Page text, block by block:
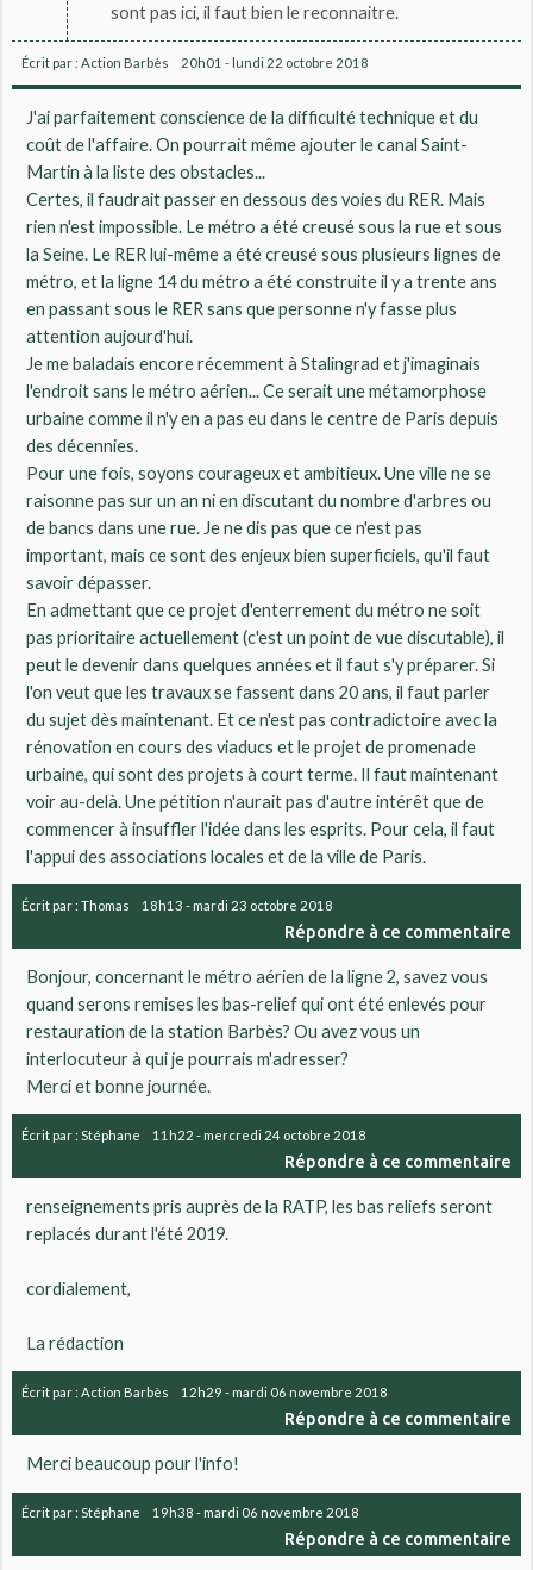
sont pas ici, il faut bien le reconnaitre.
Écrit par :Action Barbès 20h01 -lundi 22 octobre 2018
J'ai parfaitement conscience de la difficulté technique et du
coût de l'affaire. On pourrait même ajouter le canal Saint-
Martin à la liste des obstacles...
Certes, il faudrait passer en dessous des voies du RER. Mais
rien n'est impossible. Le métro a été creusé sous la rue et sous
la Seine. Le RER lui-même a été creusé sous plusieurs lignes de
métro, et la ligne 14 du métro a été construite il y a trente ans
en passant sous le RER sans que personne n'y fasse plus
attention aujourd'hui.
Je me baladais encore récemment à Stalingrad et j'imaginais
l'endroit sans le métro aérien... Ce serait une métamorphose
urbaine comme il n'y en a pas eu dans le centre de Paris depuis
des décennies.
Pour une fois, soyons courageux et ambitieux. Une ville ne se
raisonne pas sur un an ni en discutant du nombre d'arbres ou
de bancs dans une rue. Je ne dis pas que ce n'est pas
important, mais ce sont des enjeux bien superficiels, qu'il faut
savoir dépasser.
En admettant que ce projet d'enterrement du métro ne soit
pas prioritaire actuellement (c'est un point de vue discutable), il
peut le devenir dans quelques années et il faut s'y préparer. Si
l'on veut que les travaux se fassent dans 20 ans, il faut parler
du sujet dès maintenant. Et ce n'est pas contradictoire avec la
rénovation en cours des viaducs et le projet de promenade
urbaine, qui sont des projets à court terme. Il faut maintenant
voir au-delà. Une pétition n'aurait pas d'autre intérêt que de
commencer à insuffler l'idée dans les esprits. Pour cela, il faut
l'appui des associations locales et de la ville de Paris.
Écrit par :Thomas 18h13 - mardi 23 octobre 2018
Répondre à ce commentaire
Bonjour, concernant le métro aérien de la ligne 2, savez vous
quand serons remises les bas-relief qui ont été enlevés pour
restauration de la station Barbès? Ou avez vous un
interlocuteur à qui je pourrais m'adresser?
Merci et bonne journée.
Écrit par :Stéphane 11h22 - mercredi 24 octobre 2018
Répondre à ce commentaire
renseignements pris auprès de la RATP, les bas reliefs seront
replacés durant l'été 2019.
cordialement,
La rédaction
Écrit par :Action Barbès 12h29 - mardi 06 novembre 2018
Répondre à ce commentaire
Merci beaucoup pour l'info!
Écrit par :Stéphane 19h38 - mardi 06 novembre 2018
Répondre à ce commentaire